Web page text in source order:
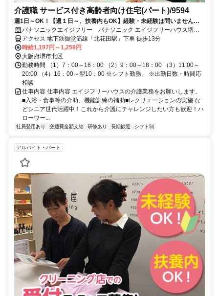
介護職 サービス付き高齢者向け住宅(パート)/9594
週1日～OK！【週１日～、扶養内もOK】経験・未経験は問いません。
笑顔溢れる施設作りをサポートください！短時間や扶養範囲内での勤務
も相談できますので、プライベートとの両立も可能です。
パナソニックエイジフリー パナソニック エイジフリーハウス堺北
花田
アクセス 地下鉄御堂筋線「北花田駅」下車 徒歩13分
時給1,197円～1,259円
大阪府堺市北区
勤務時間 （1）7：00～16：00 （2）9：00～18：00 （3）11:00～
20:00 （4）16：00～翌10：00 ※シフト勤務。 ※出勤日数・時間応
相談
仕事内容 仕事内容 エイジフリーハウスの介護業務をお願いします。
■入浴・食事等の介助、機能訓練の補助■レクリエーションの実施 な
どシニア世代活躍中！これから介護にチャレンジしたい方も歓迎！ハ
ローワー...
社員登用あり 交通費全額支給 研修あり 長期歓迎 シフト制
アルバイト・パート